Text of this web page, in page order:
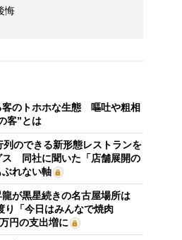
悔
客のトホホな生態 嘔吐や粗相
客”とは
のできる新形態レストランを
ス 同社に聞いた「店舗展開の
れない軸
が黒星続きの名古屋場所は
り「今日はみんなで焼肉
円の支出増に